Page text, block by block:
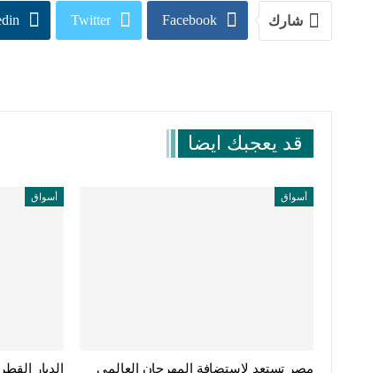
شارك Facebook
Twitter
قد يعجبك ايضا
أسواق
مصر تستعد لاستضافة المهرجان العالمي
أسواق
الديار